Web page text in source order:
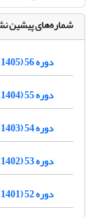
شماره‌های پیشین
دوره 56 (1405)
دوره 55 (1404)
دوره 54 (1403)
دوره 53 (1402)
دوره 52 (1401)